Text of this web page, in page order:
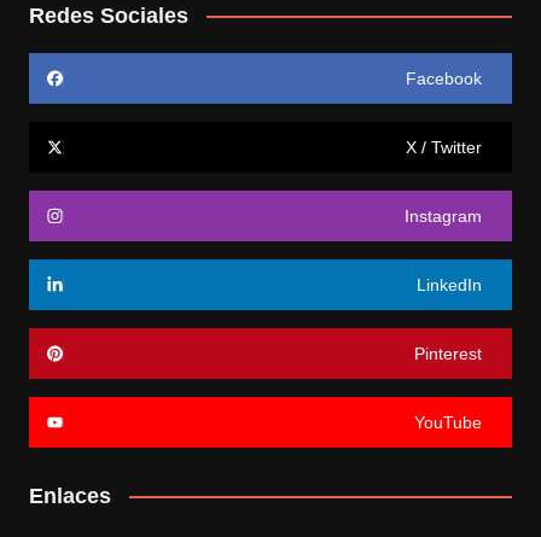
Redes Sociales
Facebook
X / Twitter
Instagram
LinkedIn
Pinterest
YouTube
Enlaces